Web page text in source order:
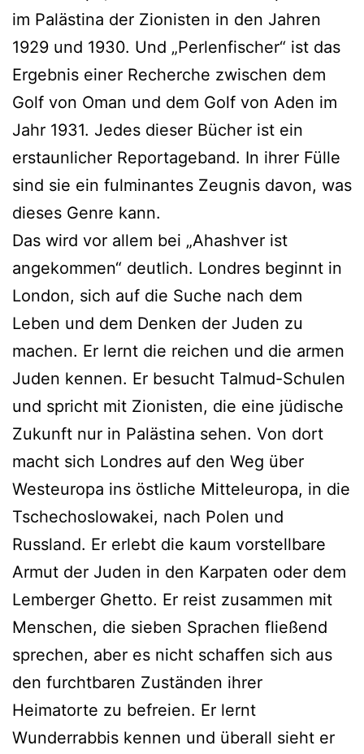
im Palästina der Zionisten in den Jahren
1929 und 1930. Und „Perlenfischer“ ist das
Ergebnis einer Recherche zwischen dem
Golf von Oman und dem Golf von Aden im
Jahr 1931. Jedes dieser Bücher ist ein
erstaunlicher Reportageband. In ihrer Fülle
sind sie ein fulminantes Zeugnis davon, was
dieses Genre kann.
Das wird vor allem bei „Ahashver ist
angekommen“ deutlich. Londres beginnt in
London, sich auf die Suche nach dem
Leben und dem Denken der Juden zu
machen. Er lernt die reichen und die armen
Juden kennen. Er besucht Talmud-Schulen
und spricht mit Zionisten, die eine jüdische
Zukunft nur in Palästina sehen. Von dort
macht sich Londres auf den Weg über
Westeuropa ins östliche Mitteleuropa, in die
Tschechoslowakei, nach Polen und
Russland. Er erlebt die kaum vorstellbare
Armut der Juden in den Karpaten oder dem
Lemberger Ghetto. Er reist zusammen mit
Menschen, die sieben Sprachen fließend
sprechen, aber es nicht schaffen sich aus
den furchtbaren Zuständen ihrer
Heimatorte zu befreien. Er lernt
Wunderrabbis kennen und überall sieht er